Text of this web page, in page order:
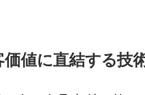
価値に直結する技